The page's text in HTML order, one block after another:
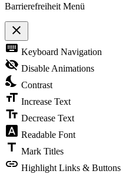
Barrierefreiheit Menü
close
Toggle
the
visibility
of
Accessibility
Toolbar
keyboard Keyboard Navigation
visibility_off Disable Animations
nights_stay Contrast
format_size Increase Text
text_fields Decrease Text
font_download Readable Font
title Mark Titles
link Highlight Links & Buttons